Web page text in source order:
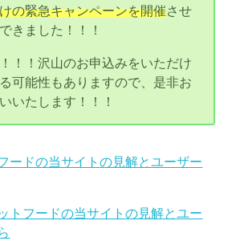
の緊急キャンペーンを開催させ
きました！！！
！！沢山のお申込みをいただけ
可能性もありますので、是非お
いたします！！！
ードの当サイトの見解とユーザー
トフードの当サイトの見解とユー